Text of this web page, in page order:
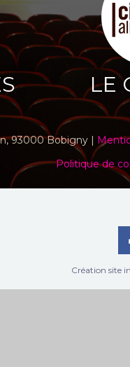
LE
93000 Bobigny |
Politique de
Création site